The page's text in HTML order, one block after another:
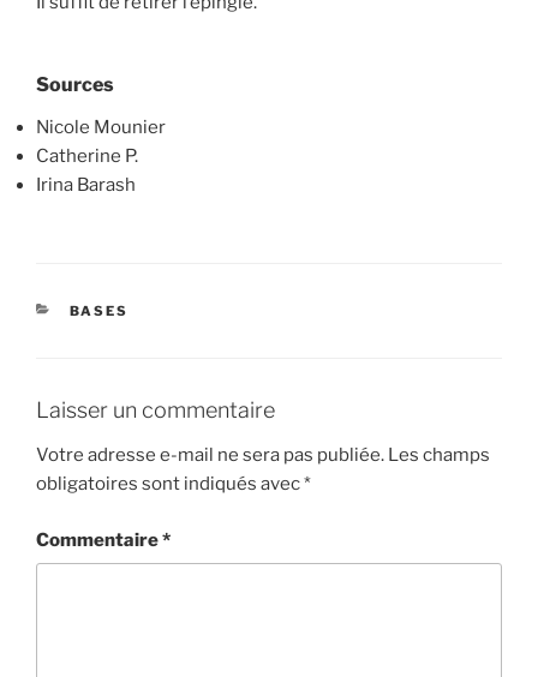
Sources
Nicole Mounier
Catherine P.
Irina Barash
CATÉGORIES
BASES
Laisser un commentaire
Votre adresse e-mail ne sera pas publiée. Les champs
obligatoires sont indiqués avec*
Commentaire*